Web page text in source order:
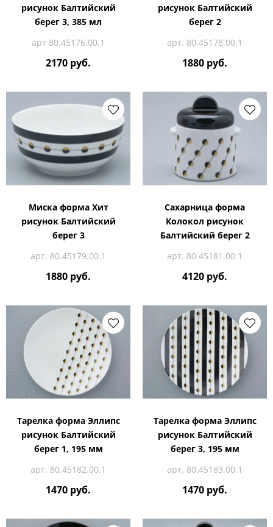
рисунок Балтийский
берег 3, 385 мл
арт 80.45176.00.1
2170 руб.
рисунок Балтийский
берег 2
арт. 80.45178.00.1
1880 руб.
Миска форма Хит
рисунок Балтийский
берег 3
арт. 80.45179.00.1
1880 руб.
Сахарница форма
Колокол рисунок
Балтийский берег 2
арт. 80.45181.00.1
4120 руб.
Тарелка форма Эллипс
рисунок Балтийский
берег 1, 195 мм
арт. 80.45182.00.1
1470 руб.
Тарелка форма Эллипс
рисунок Балтийский
берег 3, 195 мм
арт. 80.45183.00.1
1470 руб.